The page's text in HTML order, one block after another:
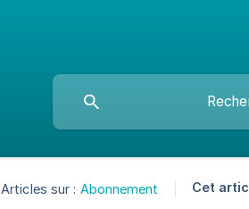
Articles sur : Abonnement Cet